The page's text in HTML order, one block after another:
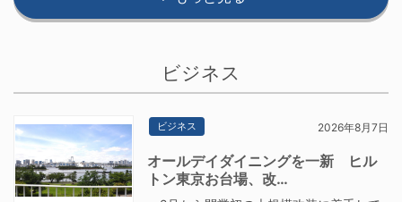
ビジネス
ビジネス 2026年8月7日
オールデイダイニングを一新 ヒル
トン東京お台場、改…